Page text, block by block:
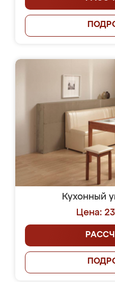
Кухонный
Цена: